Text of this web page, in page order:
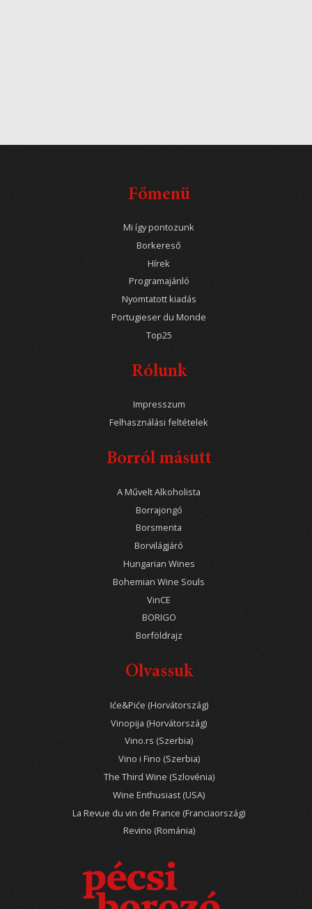
Főmenü
Mi így pontozunk
Borkereső
Hírek
Programajánló
Nyomtatott kiadás
Portugieser du Monde
Top25
Rólunk
Impresszum
Felhasználási feltételek
Borról másutt
A Művelt Alkoholista
Borrajongó
Borsmenta
Borvilágjáró
Hungarian Wines
Bohemian Wine Souls
VinCE
BORIGO
Borföldrajz
Olvassuk
Iće&Piće (Horvátország)
Vinopija (Horvátország)
Vino.rs (Szerbia)
Vino i Fino (Szerbia)
The Third Wine (Szlovénia)
Wine Enthusiast (USA)
La Revue du vin de France (Franciaország)
Revino (Románia)